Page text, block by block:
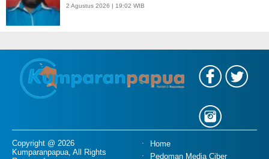
2 Agustus 2026 | 19:02 WIB
Copyright @ 2026
Kumparanpapua, All Rights
Home
Pedoman Media Ciber